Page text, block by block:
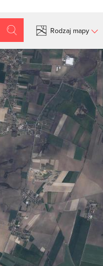
Szukaj
Rodzaj mapy